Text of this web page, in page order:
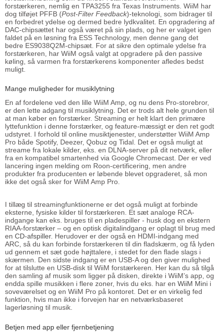
forstærkeren, nemlig en TPA3255 fra Texas Instruments. WiiM har
dog tilføjet PFFB (Post-Filter Feedback)-teknologi, som bidrager til
en forbedret ydelse og dermed bedre lydkvalitet. En opgradering af
DAC-chipsættet har også været på sin plads, og her er valget igen
faldet på en løsning fra ESS Technology, men denne gang det
bedre ES9038Q2M-chipsæt. For at sikre den optimale ydelse fra
forstærkeren, har WiiM også valgt at opgradere på den passive
køling, så varmen fra forstærkerens komponenter afledes bedst
muligt.
Mange muligheder for musiklytning
En af fordelene ved den lille WiiM Amp, og nu dens Pro-storebror,
er den lette adgang til musiklytning. Det er trods alt hele grunden til
at man køber en forstærker. Streaming er helt klart den primære
lyttefunktion i denne forstærker, og feature-mæssigt er den ret godt
udstyret. I forhold til online musiktjenester, understøtter WiiM Amp
Pro både Spotify, Deezer, Qobuz og Tidal. Det er også muligt at
streame fra lokale kilder, eks. en DLNA-server på dit netværk, eller
fra en kompatibel smartenhed via Google Chromecast. Der er ved
lancering ingen melding om Roon-certificering, men andre
produkter fra producenten er løbende blevet opgraderet, så mon
ikke det også sker for WiiM Amp Pro.
I tillæg til streamingfunktionerne er det også muligt at forbinde
eksterne, fysiske kilder til forstærkeren. Et sæt analoge RCA-
indgange kan eks. bruges til en pladespiller - husk dog en ekstern
RIAA-forstærker – og en optisk digitalindgang er oplagt til brug med
en CD-afspiller. Herudover er der også en HDMI-indgang med
ARC, så du kan forbinde forstærkeren til din fladskærm, og få lyden
ud gennem et sæt gode højttalere, i stedet for den flade slags i
skærmen. Den sidste indgang er en USB-A og den giver mulighed
for at tilslutte en USB-disk til WiiM forstærkeren. Her kan du så tilgå
den samling af musik som ligger på disken, direkte i WiiM’s app, og
endda spille musikken i flere zoner, hvis du eks. har en WiiM Mini i
soveværelset og en WiiM Pro på kontoret. Det er en virkelig fed
funktion, hvis man ikke i forvejen har en netværksbaseret
lagerløsning til musik.
Betjen med app eller fjernbetjening